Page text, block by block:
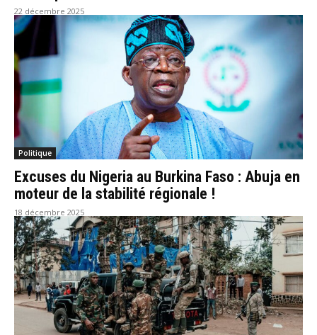
22 décembre 2025
Politique
Excuses du Nigeria au Burkina Faso : Abuja en
moteur de la stabilité régionale !
18 décembre 2025